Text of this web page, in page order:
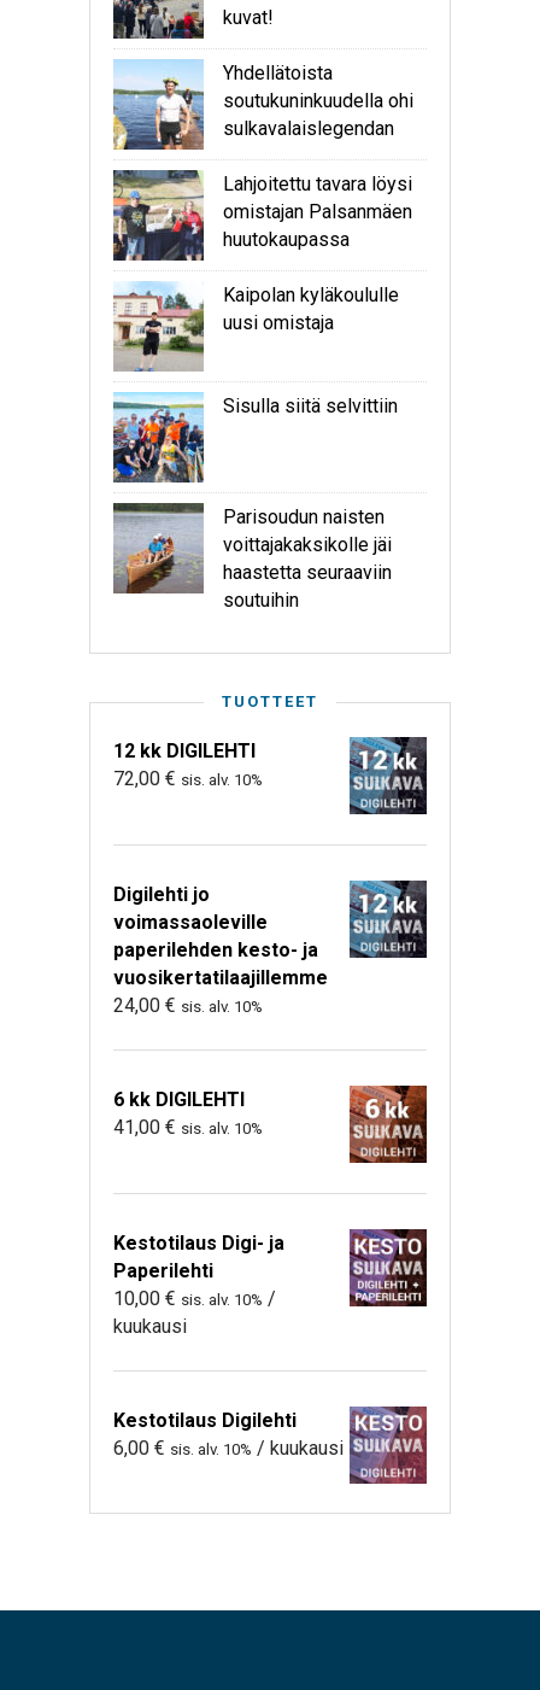
kuvat!
Yhdellätoista
soutukuninkuudella ohi
sulkavalaislegendan
Lahjoitettu tavara löysi
omistajan Palsanmäen
huutokaupassa
Kaipolan kyläkoululle
uusi omistaja
Sisulla siitä selvittiin
Parisoudun naisten
voittajakaksikolle jäi
haastetta seuraaviin
soutuihin
TUOTTEET
12 kk DIGILEHTI
72,00 € sis. alv. 10%
Digilehti jo
voimassaoleville
paperilehden kesto- ja
vuosikertatilaajillemme
24,00 € sis. alv. 10%
6 kk DIGILEHTI
41,00 € sis. alv. 10%
Kestotilaus Digi- ja
Paperilehti
10,00 € sis. alv. 10% /
kuukausi
Kestotilaus Digilehti
6,00 € sis. alv. 10% / kuukausi